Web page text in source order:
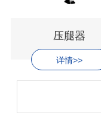
压腿器
详情>>